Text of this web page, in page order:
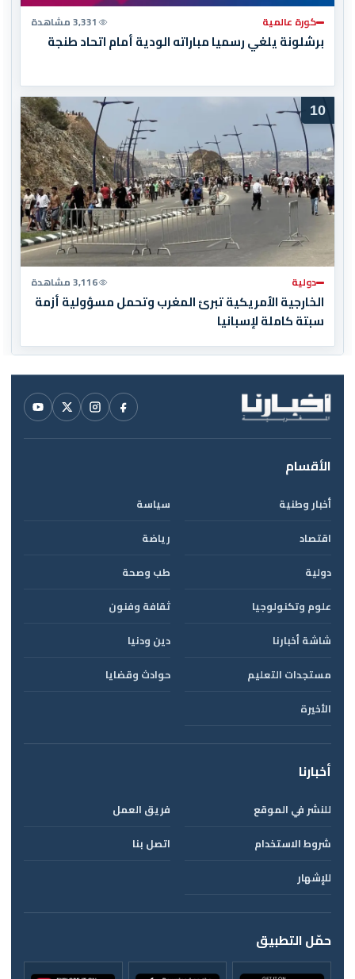
كورة عالمية 3,331 مشاهدة
برشلونة يلغي رسميا مباراته الودية أمام اتحاد طنجة
10
دولية 3,116 مشاهدة
الخارجية الأمريكية تبرئ المغرب وتحمل مسؤولية أزمة
سبتة كاملة لإسبانيا
الأقسام
أخبار وطنية
سياسة
اقتصاد
رياضة
دولية
طب وصحة
علوم وتكنولوجيا
ثقافة وفنون
شاشة أخبارنا
دين ودنيا
مستجدات التعليم
حوادث وقضايا
الأخيرة
أخبارنا
للنشر في الموقع
فريق العمل
شروط الاستخدام
اتصل بنا
للإشهار
حمّل التطبيق